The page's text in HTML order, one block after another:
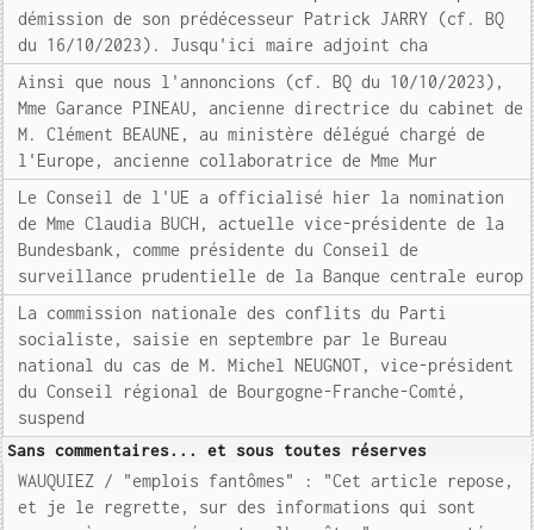
démission de son prédécesseur Patrick JARRY (cf. BQ
du 16/10/2023). Jusqu'ici maire adjoint cha
Ainsi que nous l'annoncions (cf. BQ du 10/10/2023),
Mme Garance PINEAU, ancienne directrice du cabinet de
M. Clément BEAUNE, au ministère délégué chargé de
l'Europe, ancienne collaboratrice de Mme Mur
Le Conseil de l'UE a officialisé hier la nomination
de Mme Claudia BUCH, actuelle vice-présidente de la
Bundesbank, comme présidente du Conseil de
surveillance prudentielle de la Banque centrale europ
La commission nationale des conflits du Parti
socialiste, saisie en septembre par le Bureau
national du cas de M. Michel NEUGNOT, vice-président
du Conseil régional de Bourgogne-Franche-Comté,
suspend
Sans commentaires... et sous toutes réserves
WAUQUIEZ / "emplois fantômes" : "Cet article repose,
et je le regrette, sur des informations qui sont